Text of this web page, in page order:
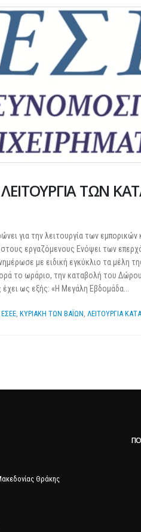
ΤΩΝ
για την λειτουργία των
εργαζόμενους Ενόψει των
με ειδική εγκύκλιο τα μέλη
το ωράριο, την καταβολή του
ως εξής: «Η Μεγάλη Εβδομάδα...
ΕΣΕΕ, ΚΥΡΙΑΚΗ ΤΩΝ ΒΑΪΩΝ ΛΕΙΤΟΥΡΓΙΑ
Θράκης